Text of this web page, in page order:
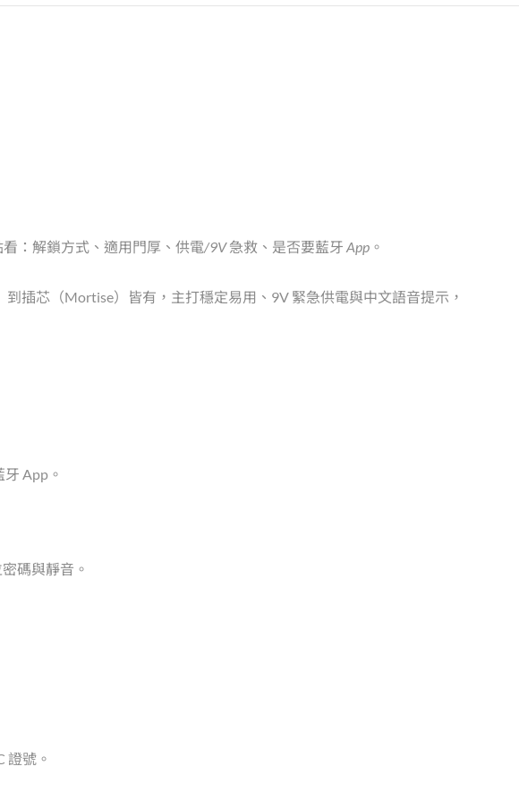
： 解鎖方式、適用門厚、供電/9V 急救、是否要藍牙 App。
插芯（Mortise）皆有，主打穩定易用、9V 緊急供電與中文語音提示，
App。
碼與靜音。
證號。